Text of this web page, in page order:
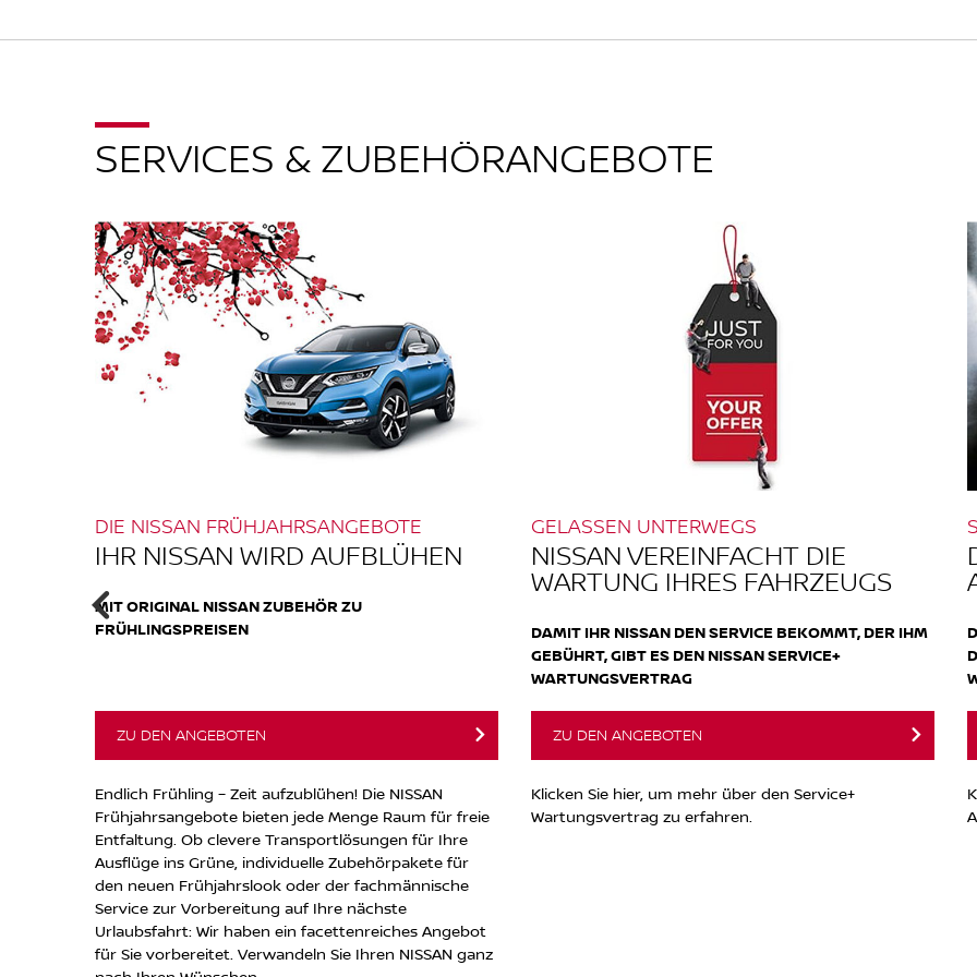
SERVICES & ZUBEHÖRANGEBOTE
DIE NISSAN FRÜHJAHRSANGEBOTE
IHR NISSAN WIRD AUFBLÜHEN
MIT ORIGINAL NISSAN ZUBEHÖR ZU
FRÜHLINGSPREISEN
ZU DEN ANGEBOTEN
Endlich Frühling – Zeit aufzublühen! Die NISSAN
Frühjahrsangebote bieten jede Menge Raum für freie
Entfaltung. Ob clevere Transportlösungen für Ihre
Ausflüge ins Grüne, individuelle Zubehörpakete für
den neuen Frühjahrslook oder der fachmännische
Service zur Vorbereitung auf Ihre nächste
Urlaubsfahrt: Wir haben ein facettenreiches Angebot
für Sie vorbereitet. Verwandeln Sie Ihren NISSAN ganz
GELASSEN UNTERWEGS
NISSAN VEREINFACHT DIE
WARTUNG IHRES FAHRZEUGS
DAMIT IHR NISSAN DEN SERVICE BEKOMMT, DER IHM
GEBÜHRT, GIBT ES DEN NISSAN SERVICE+
WARTUNGSVERTRAG
ZU DEN ANGEBOTEN
Klicken Sie hier, um mehr über den Service+
Wartungsvertrag zu erfahren.